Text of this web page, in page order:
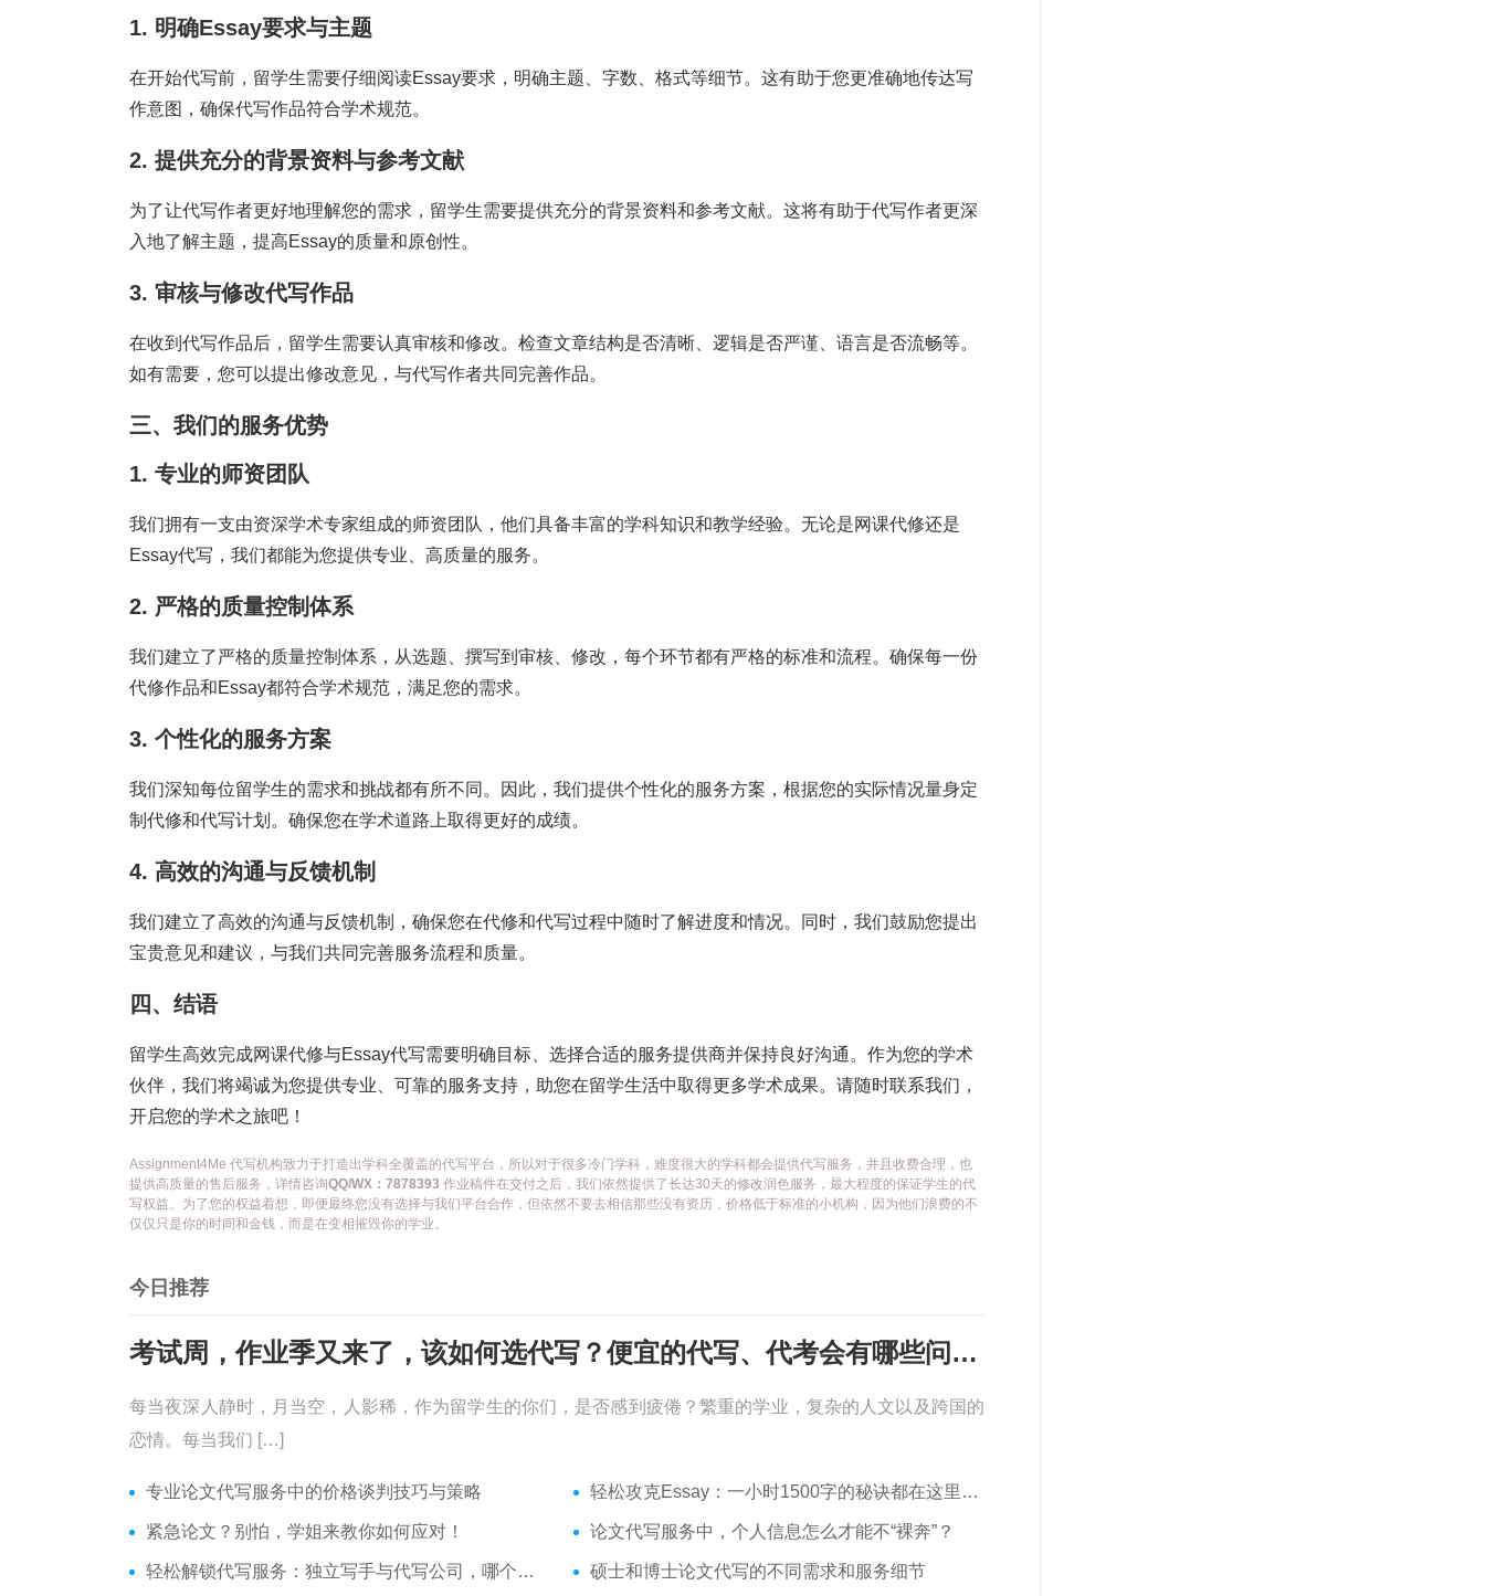
1. 明确Essay要求与主题
在开始代写前，留学生需要仔细阅读Essay要求，明确主题、字数、格式等细节。这有助于您更准确地传达写
作意图，确保代写作品符合学术规范。
2. 提供充分的背景资料与参考文献
为了让代写作者更好地理解您的需求，留学生需要提供充分的背景资料和参考文献。这将有助于代写作者更深
入地了解主题，提高Essay的质量和原创性。
3. 审核与修改代写作品
在收到代写作品后，留学生需要认真审核和修改。检查文章结构是否清晰、逻辑是否严谨、语言是否流畅等。
如有需要，您可以提出修改意见，与代写作者共同完善作品。
三、我们的服务优势
1. 专业的师资团队
我们拥有一支由资深学术专家组成的师资团队，他们具备丰富的学科知识和教学经验。无论是网课代修还是
Essay代写，我们都能为您提供专业、高质量的服务。
2. 严格的质量控制体系
我们建立了严格的质量控制体系，从选题、撰写到审核、修改，每个环节都有严格的标准和流程。确保每一份
代修作品和Essay都符合学术规范，满足您的需求。
3. 个性化的服务方案
我们深知每位留学生的需求和挑战都有所不同。因此，我们提供个性化的服务方案，根据您的实际情况量身定
制代修和代写计划。确保您在学术道路上取得更好的成绩。
4. 高效的沟通与反馈机制
我们建立了高效的沟通与反馈机制，确保您在代修和代写过程中随时了解进度和情况。同时，我们鼓励您提出
宝贵意见和建议，与我们共同完善服务流程和质量。
四、结语
留学生高效完成网课代修与Essay代写需要明确目标、选择合适的服务提供商并保持良好沟通。作为您的学术
伙伴，我们将竭诚为您提供专业、可靠的服务支持，助您在留学生活中取得更多学术成果。请随时联系我们，
开启您的学术之旅吧！
Assignment4Me 代写机构致力于打造出学科全覆盖的代写平台，所以对于很多冷门学科，难度很大的学科都会提供代写服务，并且收费合理，也
提供高质量的售后服务，详情咨询QQ/WX：7878393 作业稿件在交付之后，我们依然提供了长达30天的修改润色服务，最大程度的保证学生的代
写权益。为了您的权益着想，即便最终您没有选择与我们平台合作，但依然不要去相信那些没有资历，价格低于标准的小机构，因为他们浪费的不
仅仅只是你的时间和金钱，而是在变相摧毁你的学业。
今日推荐
考试周，作业季又来了，该如何选代写？便宜的代写、代考会有哪些问题？
每当夜深人静时，月当空，人影稀，作为留学生的你们，是否感到疲倦？繁重的学业，复杂的人文以及跨国的
恋情。每当我们 […]
专业论文代写服务中的价格谈判技巧与策略 轻松攻克Essay：一小时1500字的秘诀都在这里了！
紧急论文？别怕，学姐来教你如何应对！ 论文代写服务中，个人信息怎么才能不“裸奔”？
轻松解锁代写服务：独立写手与代写公司，哪个更适合你？ 硕士和博士论文代写的不同需求和服务细节